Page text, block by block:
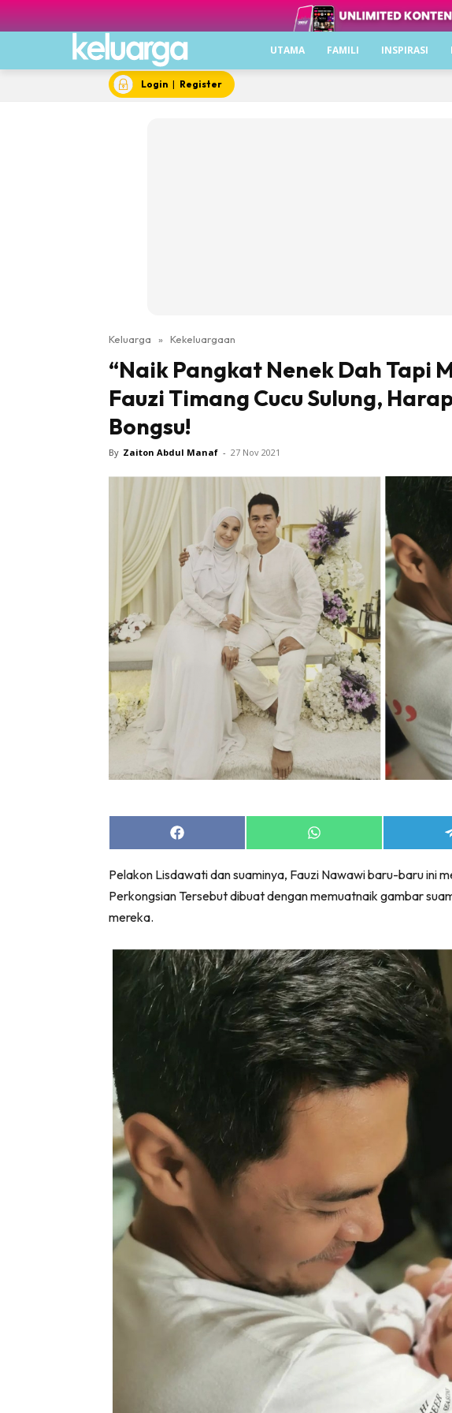
UTAMA FAMILI INSPIRASI
Login | Register
Keluarga » Kekeluargaan
“Naik Pangkat Nenek Dah Tapi
Fauzi Timang Cucu Sulung,
Bongsu!
By Zaiton Abdul Manaf - 27 Nov 2021
Share
on
Share
on
Pelakon Lisdawati dan suaminya, Fauzi Nawawi baru-baru ini
Perkongsian Tersebut dibuat dengan memuatnaik gambar
mereka.